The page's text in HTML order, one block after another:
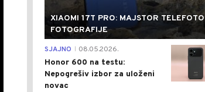
XIAOMI 17T PRO: MAJSTOR TELEFOTO
FOTOGRAFIJE
SJAJNO 08.05.2026.
Honor 600 na testu:
Nepogrešiv izbor za uloženi
novac